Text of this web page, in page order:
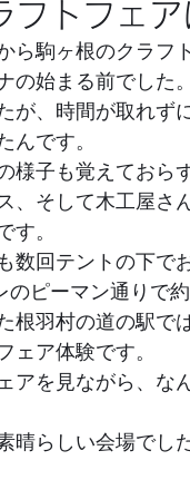
フトフェ
ら駒ヶ根のクラフ
の始まる前でした。
が、時間が取れず
んです。
様子も覚えておら
、そして木工屋さ
す。
数回テントの下で
のピーマン通りで
根羽村の道の駅で
ェア体験です。
アを見ながら、な
晴らしい会場でした